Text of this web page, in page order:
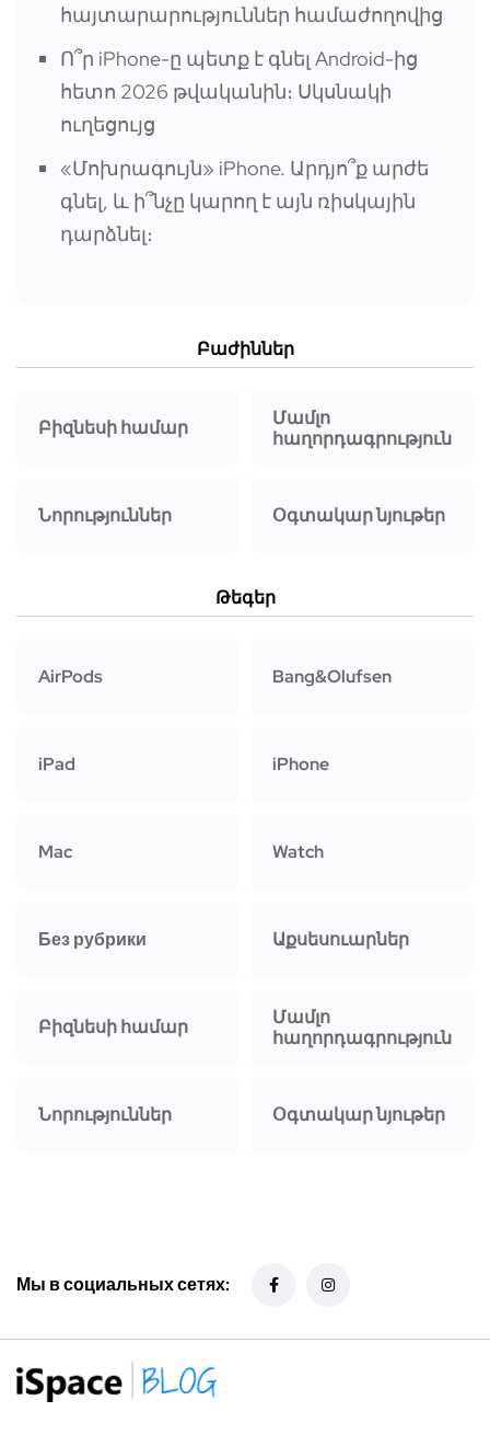
հայտարարություններ համաժողովից
Ո՞ր iPhone-ը պետք է գնել Android-ից
հետո 2026 թվականին։ Սկսնակի
ուղեցույց
«Մոխրագույն» iPhone. Արդյո՞ք արժե
գնել, և ի՞նչը կարող է այն ռիսկային
դարձնել։
Բաժիններ
Բիզնեսի համար
Մամլո
հաղորդագրություն
Նորություններ Օգտակար նյութեր
Թեգեր
AirPods Bang&Olufsen
iPad iPhone
Mac Watch
Без рубрики Աքսեսուարներ
Բիզնեսի համար
Մամլո
հաղորդագրություն
Նորություններ Օգտակար նյութեր
Мы в социальных сетях: